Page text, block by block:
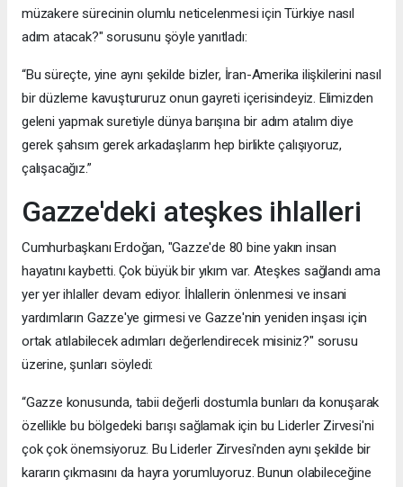
müzakere sürecinin olumlu neticelenmesi için Türkiye nasıl
adım atacak?" sorusunu şöyle yanıtladı:
“Bu süreçte, yine aynı şekilde bizler, İran-Amerika ilişkilerini nasıl
bir düzleme kavuştururuz onun gayreti içerisindeyiz. Elimizden
geleni yapmak suretiyle dünya barışına bir adım atalım diye
gerek şahsım gerek arkadaşlarım hep birlikte çalışıyoruz,
çalışacağız.”
Gazze'deki ateşkes ihlalleri
Cumhurbaşkanı Erdoğan, "Gazze'de 80 bine yakın insan
hayatını kaybetti. Çok büyük bir yıkım var. Ateşkes sağlandı ama
yer yer ihlaller devam ediyor. İhlallerin önlenmesi ve insani
yardımların Gazze'ye girmesi ve Gazze'nin yeniden inşası için
ortak atılabilecek adımları değerlendirecek misiniz?" sorusu
üzerine, şunları söyledi:
“Gazze konusunda, tabii değerli dostumla bunları da konuşarak
özellikle bu bölgedeki barışı sağlamak için bu Liderler Zirvesi'ni
çok çok önemsiyoruz. Bu Liderler Zirvesi'nden aynı şekilde bir
kararın çıkmasını da hayra yorumluyoruz. Bunun olabileceğine